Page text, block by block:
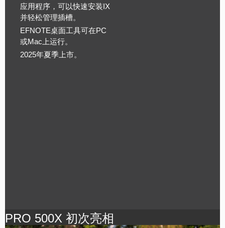
应用程序，可以快速安装IX
并轻松管理插槽。
EFNOTE桌面工具可在PC
或Mac上运行。
2025年夏季上市。
PRO 500X 初次亮相